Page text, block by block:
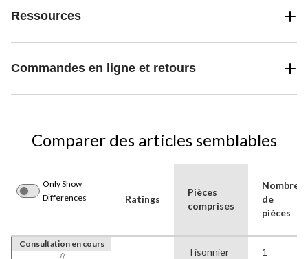
Ressources
Commandes en ligne et retours
Comparer des articles semblables
Only Show
Differences
Ratings
Pièces
comprises
Nombre
de
pièces
Consultation en cours
Tisonnier 1